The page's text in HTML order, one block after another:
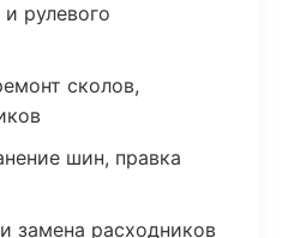
рулевого
сколов,
шин, правка
замена расходников